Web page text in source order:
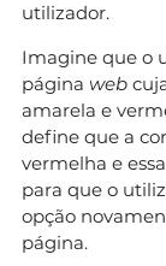
utilizador.
Imagine que o
página web
amarela e
define que a
vermelha e
para que o
opção
página.